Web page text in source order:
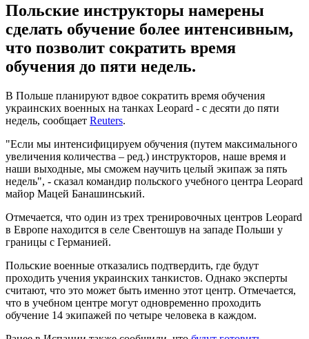
Польские инструкторы намерены
сделать обучение более интенсивным,
что позволит сократить время
обучения до пяти недель.
В Польше планируют вдвое сократить время обучения
украинских военных на танках Leopard - с десяти до пяти
недель, сообщает Reuters.
"Если мы интенсифицируем обучения (путем максимального
увеличения количества – ред.) инструкторов, наше время и
наши выходные, мы сможем научить целый экипаж за пять
недель", - сказал командир польского учебного центра Leopard
майор Мацей Банашинський.
Отмечается, что один из трех тренировочных центров Leopard
в Европе находится в селе Свентошув на западе Польши у
границы с Германией.
Польские военные отказались подтвердить, где будут
проходить учения украинских танкистов. Однако эксперты
считают, что это может быть именно этот центр. Отмечается,
что в учебном центре могут одновременно проходить
обучение 14 экипажей по четыре человека в каждом.